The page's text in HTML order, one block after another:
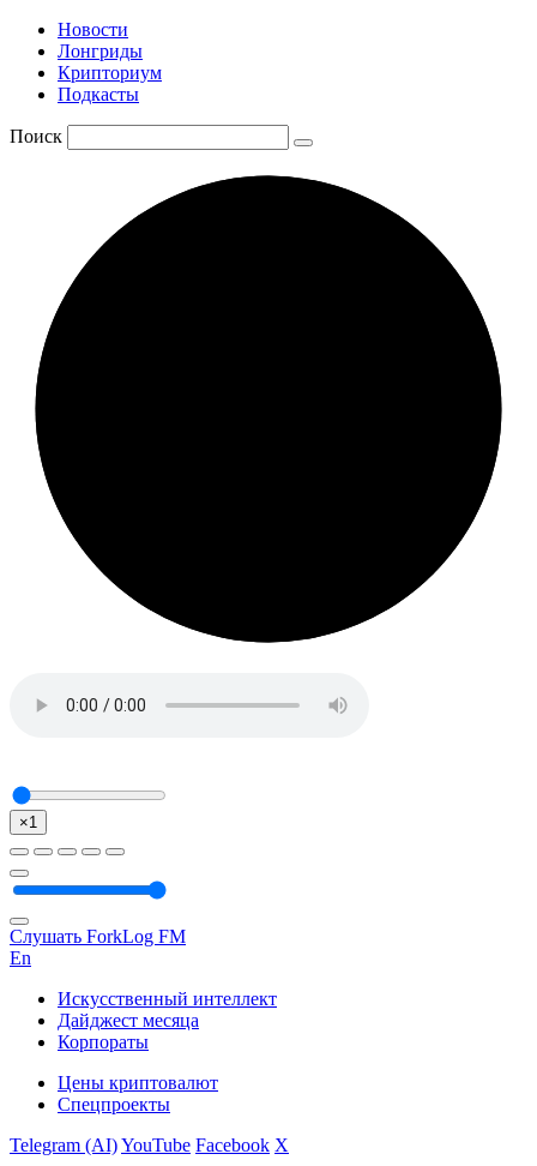
Новости
Лонгриды
Крипториум
Подкасты
Поиск
×1
Слушать ForkLog FM
En
Искусственный интеллект
Дайджест месяца
Корпораты
Цены криптовалют
Спецпроекты
Telegram (AI)YouTube Facebook X